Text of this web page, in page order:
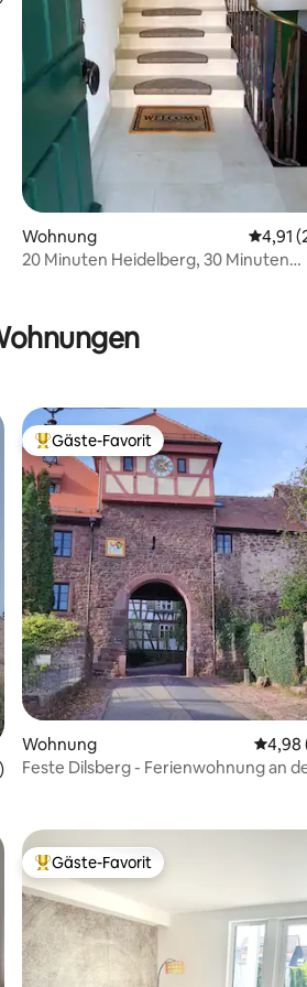
Wohnung
4,91
20 Minuten Heidelberg, 30 Minuten
Bewertung: 5 von 5, 71
Beliebter Gäste-Favorit.
Gäste-Favorit
Wohnung
4,98
Feste Dilsberg - Ferienwohnung an
Beliebter Gäste-Favorit.
Gäste-Favorit